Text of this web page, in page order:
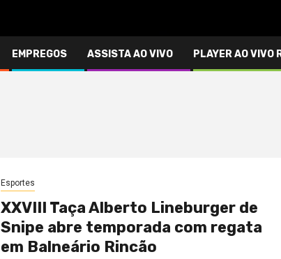
EMPREGOS ASSISTA AO VIVO PLAYER AO VIVO
Esportes
XXVIII Taça Alberto Lineburger de
Snipe abre temporada com regata
em Balneário Rincão